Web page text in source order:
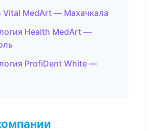
MedArt — Махачкала
Health MedArt —
ProfiDent White —